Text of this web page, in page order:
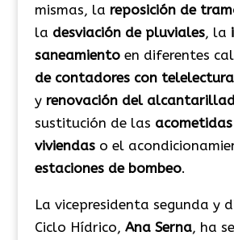
mismas, la reposición de
la desviación de pluviales, la
saneamientoen diferentes
de contadores con telelectura
y renovación del
sustitución de las
viviendaso el
estaciones de bombeo.
La vicepresidenta segunda y
Ciclo Hídrico, Ana Serna, ha